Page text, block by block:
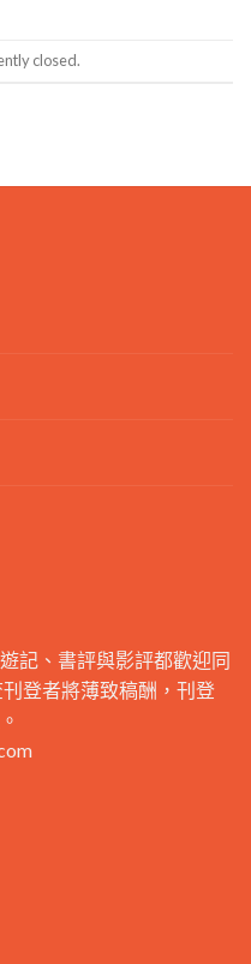
closed.
記、書評與影評都歡迎同
登者將薄致稿酬，刊登